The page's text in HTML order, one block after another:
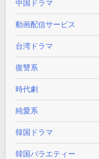
中国ドラマ
動画配信サービス
台湾ドラマ
復讐系
時代劇
純愛系
韓国ドラマ
韓国バラエティー